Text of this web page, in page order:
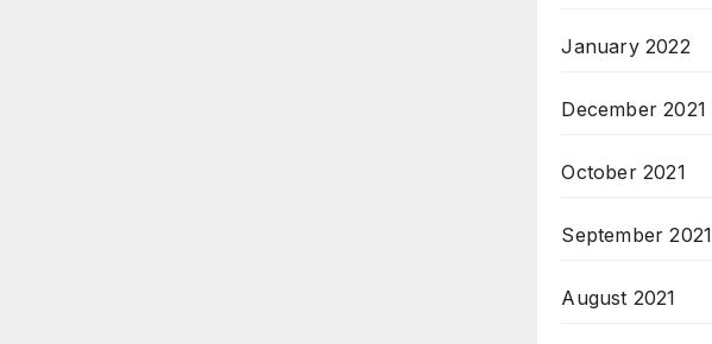
January 2022
December 2021
October 2021
September 2021
August 2021